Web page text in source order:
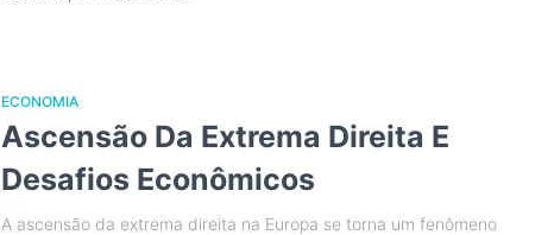
ECONOMIA
Ascensão Da Extrema Direita E
Desafios Econômicos
A ascensão da extrema direita na Europa se torna um fenômeno